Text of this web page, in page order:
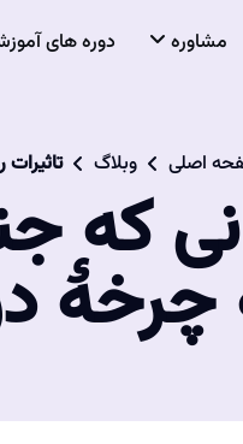
مشاوره دوره های
اصلی وبلاگ
چرخۀ